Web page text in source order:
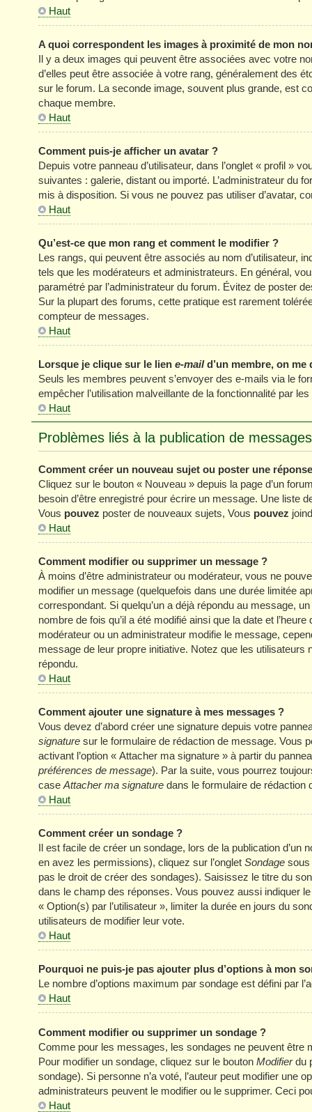
Haut
A quoi correspondent les images à proximité de mon
Il y a deux images qui peuvent être associées avec votre
d’elles peut être associée à votre rang, généralement des
sur le forum. La seconde image, souvent plus grande, est
chaque membre.
Haut
Comment puis-je afficher un avatar ?
Depuis votre panneau d’utilisateur, dans l’onglet « profil »
suivantes : galerie, distant ou importé. L’administrateur du
mis à disposition. Si vous ne pouvez pas utiliser d’avatar,
Haut
Qu’est-ce que mon rang et comment le modifier ?
Les rangs, qui peuvent être associés au nom d’utilisateur,
tels que les modérateurs et administrateurs. En général,
paramétré par l’administrateur du forum. Évitez de poster
Sur la plupart des forums, cette pratique est rarement
compteur de messages.
Haut
Lorsque je clique sur le lien e-maild’un membre, on me
Seuls les membres peuvent s’envoyer des e-mails via le
empêcher l’utilisation malveillante de la fonctionnalité par
Haut
Problèmes liés à la publication de messages
Comment créer un nouveau sujet ou poster une
Cliquez sur le bouton « Nouveau » depuis la page d’un
besoin d’être enregistré pour écrire un message. Une liste
Vous pouvez poster de nouveaux sujets, Vous pouvez
Haut
Comment modifier ou supprimer un message ?
À moins d’être administrateur ou modérateur, vous ne
modifier un message (quelquefois dans une durée limitée
correspondant. Si quelqu’un a déjà répondu au message,
nombre de fois qu’il a été modifié ainsi que la date et
modérateur ou un administrateur modifie le message,
message de leur propre initiative. Notez que les
répondu.
Haut
Comment ajouter une signature à mes messages ?
Vous devez d’abord créer une signature depuis votre
signature sur le formulaire de rédaction de message. Vous
activant l’option « Attacher ma signature » à partir du
préférences de message). Par la suite, vous pourrez
case Attacher ma signature dans le formulaire de rédaction
Haut
Comment créer un sondage ?
Il est facile de créer un sondage, lors de la publication
en avez les permissions), cliquez sur l’onglet Sondage sous
pas le droit de créer des sondages). Saisissez le titre du
dans le champ des réponses. Vous pouvez aussi indiquer
« Option(s) par l’utilisateur », limiter la durée en jours du
utilisateurs de modifier leur vote.
Haut
Pourquoi ne puis-je pas ajouter plus d’options à mon
Le nombre d’options maximum par sondage est défini par
Haut
Comment modifier ou supprimer un sondage ?
Comme pour les messages, les sondages ne peuvent être
Pour modifier un sondage, cliquez sur le bouton Modifierdu
sondage). Si personne n’a voté, l’auteur peut modifier une
administrateurs peuvent le modifier ou le supprimer. Ceci
Haut